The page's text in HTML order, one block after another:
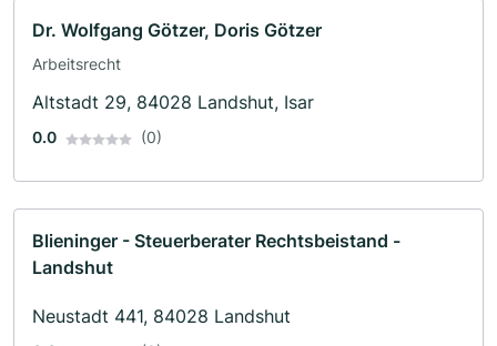
Dr. Wolfgang Götzer, Doris Götzer
Arbeitsrecht
Altstadt 29, 84028 Landshut, Isar
0.0 (0)
Blieninger - Steuerberater Rechtsbeistand -
Landshut
Neustadt 441, 84028 Landshut